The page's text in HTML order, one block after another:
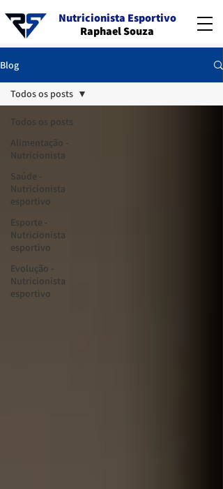
Nutricionista Esportivo
Raphael Souza
Blog
Todos os posts
Alimentação -
Nutricionista
Saúde -
Nutricionista
esportivo
Esporte -
Nutricionista
esportivo
Evolução -
Nutricionista
esportivo
Todos os posts